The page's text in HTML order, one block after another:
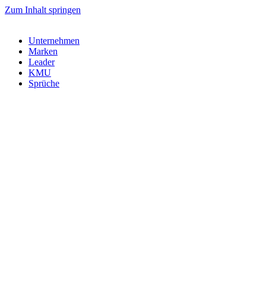
Zum Inhalt springen
Unternehmen
Marken
Leader
KMU
Sprüche